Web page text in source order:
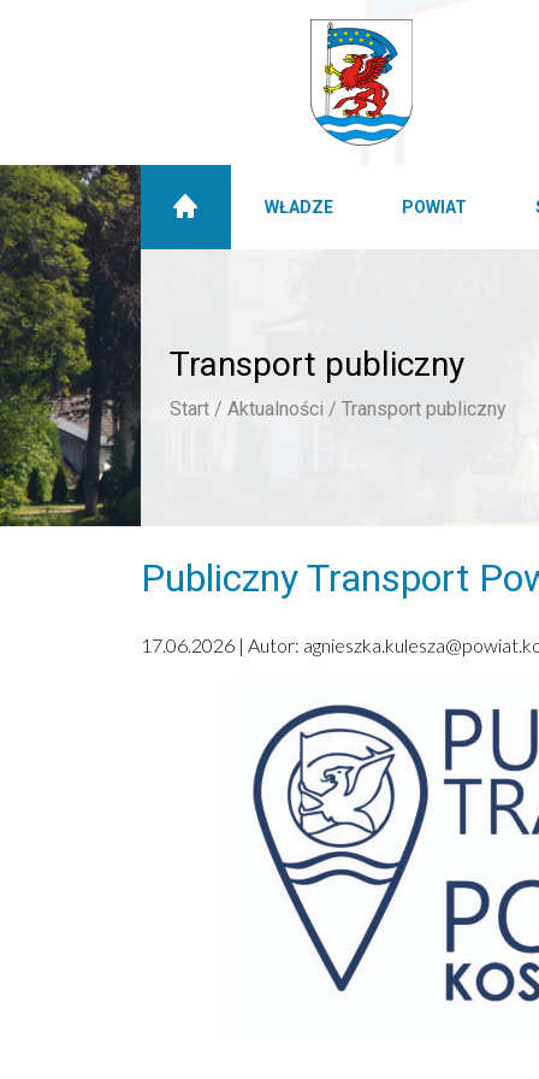
WŁADZE POWIAT
Transport publiczny
Start / Aktualności / Transport publiczny
Publiczny Transport
17.06.2026 | Autor: